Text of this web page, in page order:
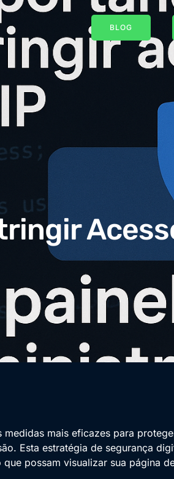
BLOG
mais eficazes para
Esta estratégia de segurança
possam visualizar sua página